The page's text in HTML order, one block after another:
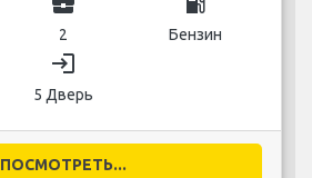
2 Бензин
login
5 Дверь
ПОСМОТРЕТЬ...